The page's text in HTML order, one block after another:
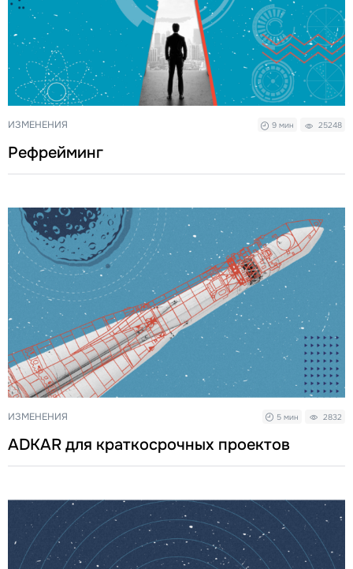
ИЗМЕНЕНИЯ 9 мин 25248
Рефрейминг
ИЗМЕНЕНИЯ 5 мин 2832
ADKAR для краткосрочных проектов